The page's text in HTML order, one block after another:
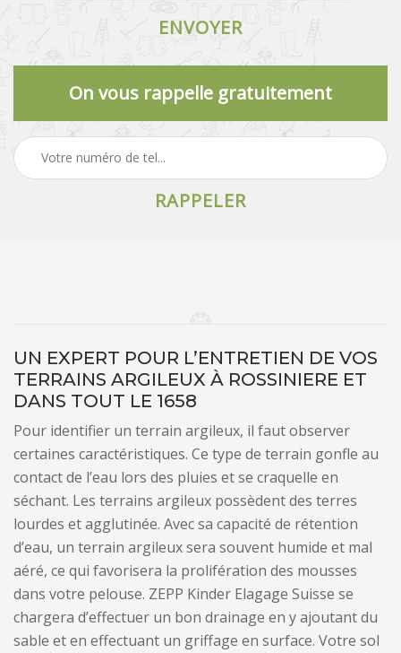
On vous rappelle gratuitement
UN EXPERT POUR L’ENTRETIEN DE VOS
TERRAINS ARGILEUX À ROSSINIERE ET
DANS TOUT LE 1658
Pour identifier un terrain argileux, il faut observer
certaines caractéristiques. Ce type de terrain gonfle au
contact de l’eau lors des pluies et se craquelle en
séchant. Les terrains argileux possèdent des terres
lourdes et agglutinée. Avec sa capacité de rétention
d’eau, un terrain argileux sera souvent humide et mal
aéré, ce qui favorisera la prolifération des mousses
dans votre pelouse. ZEPP Kinder Elagage Suisse se
chargera d’effectuer un bon drainage en y ajoutant du
sable et en effectuant un griffage en surface. Votre sol